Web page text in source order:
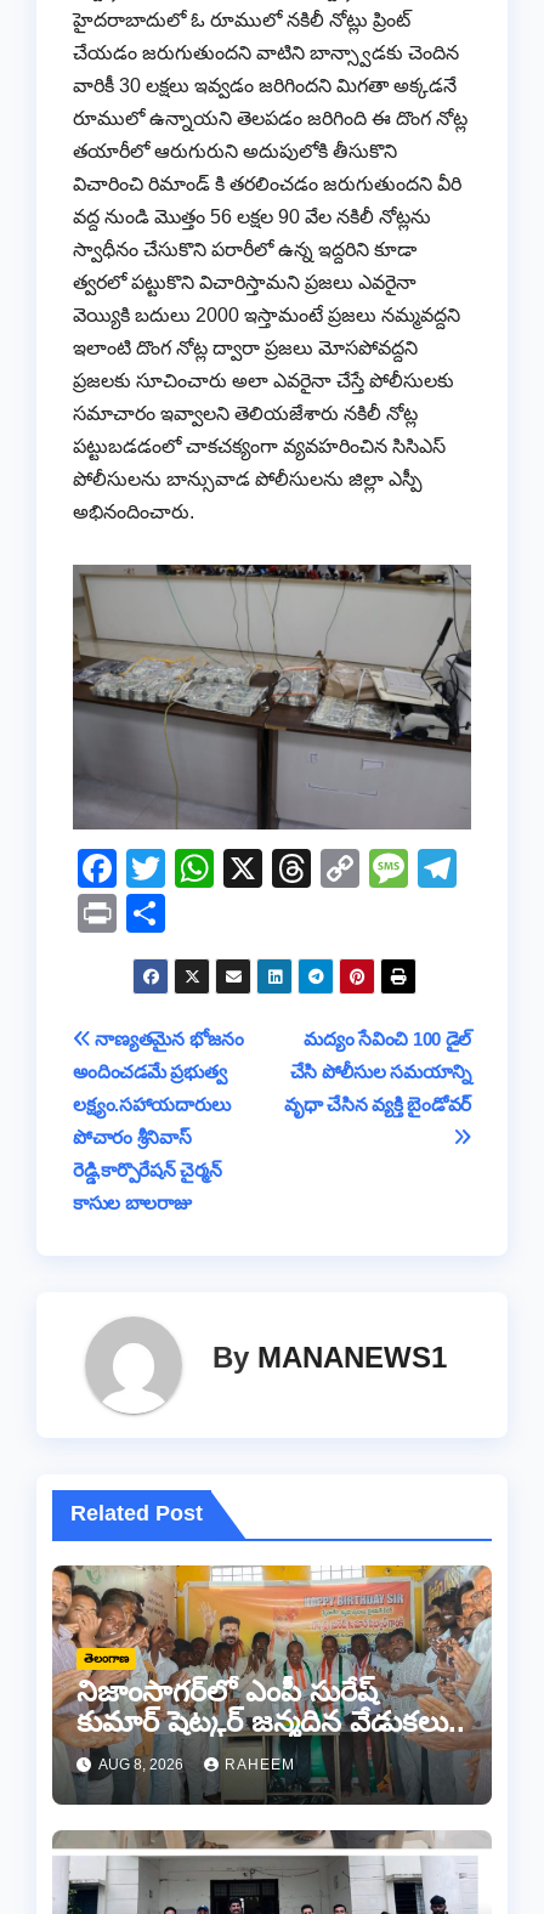
హైదరాబాదులో ఓ రూములో నకిలీ నోట్లు ప్రింట్
చేయడం జరుగుతుందని వాటిని బాన్స్వాడకు చెందిన
వారికీ 30 లక్షలు ఇవ్వడం జరిగిందని మిగతా అక్కడనే
రూములో ఉన్నాయని తెలపడం జరిగింది ఈ దొంగ నోట్ల
తయారీలో ఆరుగురుని అదుపులోకి తీసుకొని
విచారించి రిమాండ్ కి తరలించడం జరుగుతుందని వీరి
వద్ద నుండి మొత్తం 56 లక్షల 90 వేల నకిలీ నోట్లను
స్వాధీనం చేసుకొని పరారీలో ఉన్న ఇద్దరిని కూడా
త్వరలో పట్టుకొని విచారిస్తామని ప్రజలు ఎవరైనా
వెయ్యికి బదులు 2000 ఇస్తామంటే ప్రజలు నమ్మవద్దని
ఇలాంటి దొంగ నోట్ల ద్వారా ప్రజలు మోసపోవద్దని
ప్రజలకు సూచించారు అలా ఎవరైనా చేస్తే పోలీసులకు
సమాచారం ఇవ్వాలని తెలియజేశారు నకిలీ నోట్ల
పట్టుబడడంలో చాకచక్యంగా వ్యవహరించిన సిసిఎస్
పోలీసులను బాన్సువాడ పోలీసులను జిల్లా ఎస్పీ
అభినందించారు.
F
a
c
e
b
o
o
k
T
tt
er
W
at
s
A
p
p
X
T
e
a
d
s
C
p
y
Li
n
k
M
ss
a
g
e
a
m
Pr
in h
ar
e
Post
navigation
మద్యం సేవించి 100 డైల్
చేసి పోలీసుల సమయాన్ని
వృధా చేసిన వ్యక్తి బైండోవర్
నాణ్యతమైన భోజనం
అందించడమే ప్రభుత్వ
లక్ష్యం.సహాయదారులు
పోచారం శ్రీనివాస్
రెడ్డి,కార్పొరేషన్ చైర్మన్
కాసుల బాలరాజు
By MANANEWS1
Related Post
తెలంగాణ
నిజాంసాగర్‌లో ఎంపీ సురేష్
కుమార్ షెట్కర్ జన్మదిన వేడుకలు..
AUG 8, 2026 RAHEEM